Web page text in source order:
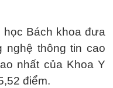
Bách khoa đưa
nghệ thông tin cao
nhất của Khoa Y
điểm.